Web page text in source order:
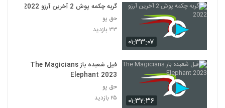
۰۱:۳۳:۰۷
گربه چکمه پوش 2 آخرین آرزو 2022
حق پو
۳۳ بازدید
۰۱:۳۲:۳۶
فیل شعبده باز The Magicians
Elephant 2023
حق پو
۲۵ بازدید